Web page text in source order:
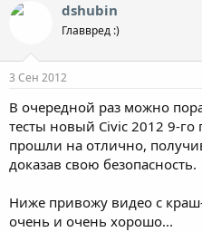
р
м
ы
н
а
а
dshubin
Главвред :)
3 Сен 2012
В очередной раз можно
тесты новый Civic 2012 9-го
прошли на отлично,
доказав свою безопасность.
Ниже привожу видео с
очень и очень хорошо...